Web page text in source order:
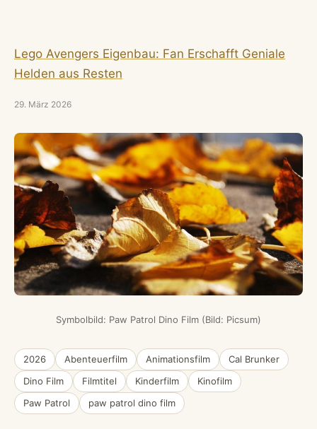
Lego Avengers Eigenbau: Fan Erschafft Geniale
Helden aus Resten
29. März 2026
Symbolbild: Paw Patrol Dino Film (Bild: Picsum)
2026 Abenteuerfilm Animationsfilm
Cal Brunker
Dino Film
Filmtitel Kinderfilm
Kinofilm
Paw Patrol
paw patrol dino film